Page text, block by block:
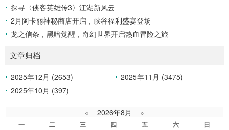
探寻〈侠客英雄传3〉江湖新风云
2月阿卡丽神秘商店开启，峡谷福利盛宴登场
龙之信条，黑暗觉醒，奇幻世界开启热血冒险之旅
文章归档
2025年12月 (2653)
2025年11月 (3475)
2025年10月 (397)
« 2026年8月 »
一 二 三 四 五 六 日